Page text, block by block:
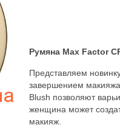
Румяна Max Factor
Представляем
завершением
Blush позволяют
женщина может
макияж.